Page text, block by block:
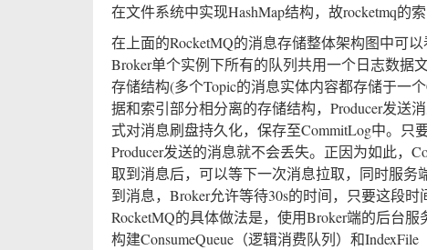
在文件系统中实现HashMap结构，故rocketmq的
在上面的RocketMQ的消息存储整体架构图中可
Broker单个实例下所有的队列共用一个日志数据
存储结构(多个Topic的消息实体内容都存储于一
据和索引部分相分离的存储结构，Producer发送
式对消息刷盘持久化，保存至CommitLog中。只
Producer发送的消息就不会丢失。正因为如此，
取到消息后，可以等下一次消息拉取，同时服
到消息，Broker允许等待30s的时间，只要这段
RocketMQ的具体做法是，使用Broker端的后台
构建ConsumeQueue（逻辑消费队列）和IndexFile